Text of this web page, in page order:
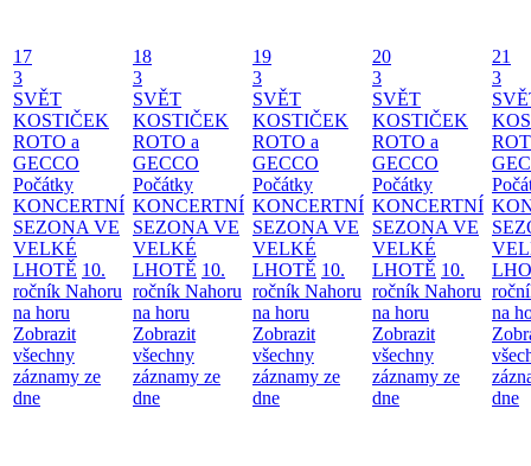
17
3
SVĚT
KOSTIČEK
ROTO a
GECCO
Počátky
KONCERTNÍ
SEZONA VE
VELKÉ
LHOTĚ 10.
ročník Nahoru
na horu
Zobrazit
všechny
záznamy ze
dne
18
3
SVĚT
KOSTIČEK
ROTO a
GECCO
Počátky
KONCERTNÍ
SEZONA VE
VELKÉ
LHOTĚ 10.
ročník Nahoru
na horu
Zobrazit
všechny
záznamy ze
dne
19
3
SVĚT
KOSTIČEK
ROTO a
GECCO
Počátky
KONCERTNÍ
SEZONA VE
VELKÉ
LHOTĚ 10.
ročník Nahoru
na horu
Zobrazit
všechny
záznamy ze
dne
20
3
SVĚT
KOSTIČEK
ROTO a
GECCO
Počátky
KONCERTNÍ
SEZONA VE
VELKÉ
LHOTĚ 10.
ročník Nahoru
na horu
Zobrazit
všechny
záznamy ze
dne
21
3
na
dne